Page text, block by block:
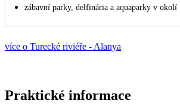
zábavní parky, delfinária a aquaparky v okolí
více o Turecké riviéře - Alanya
Praktické informace